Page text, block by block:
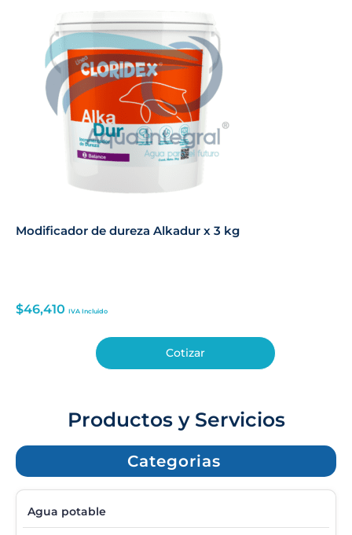
Modificador de dureza Alkadur x 3 kg
$46,410 IVA Incluido
Cotizar
Productos y Servicios
Categorias
Agua potable